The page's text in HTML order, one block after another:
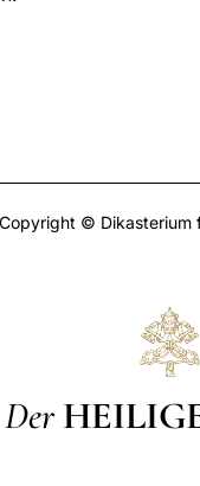
Copyright © Dikasterium
Der